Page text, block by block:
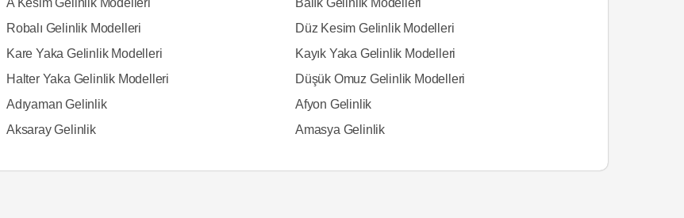
Robalı Gelinlik Modelleri
Düz Kesim Gelinlik Modelleri
Kare Yaka Gelinlik Modelleri
Kayık Yaka Gelinlik Modelleri
Halter Yaka Gelinlik Modelleri
Düşük Omuz Gelinlik Modelleri
Adıyaman Gelinlik
Afyon Gelinlik
Aksaray Gelinlik Amasya Gelinlik